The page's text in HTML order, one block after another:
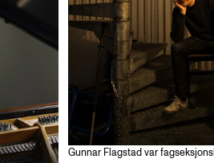
Gunnar Flagstad var